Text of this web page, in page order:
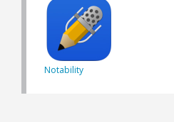
Notability